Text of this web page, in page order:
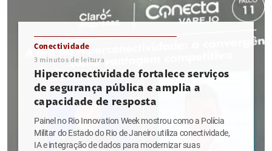
Conectividade
3 minutos de leitura
Hiperconectividade fortalece serviços
de segurança pública e amplia a
capacidade de resposta
Painel no Rio Innovation Week mostrou como a Polícia
Militar do Estado do Rio de Janeiro utiliza conectividade,
IA e integração de dados para modernizar suas